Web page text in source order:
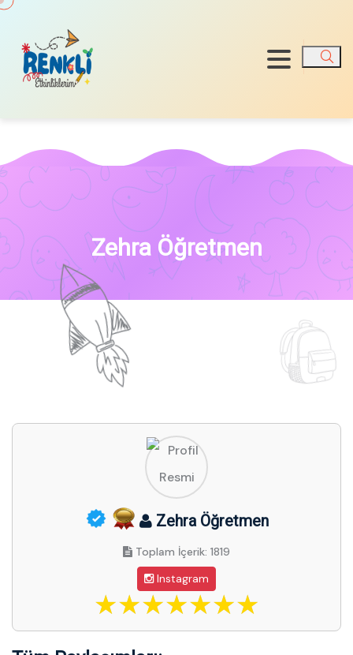
Ara
Zehra Öğretmen
Zehra Öğretmen
Toplam İçerik: 1819
Instagram